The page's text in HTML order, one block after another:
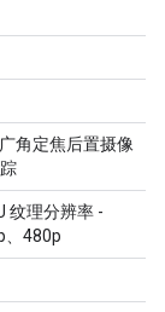
角定焦后置摄像
纹理分辨率 -
、480p